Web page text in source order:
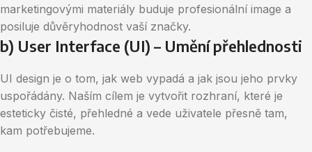
marketingovými materiály buduje profesionální image a
posiluje důvěryhodnost vaší značky.
b) User Interface (UI) – Umění přehlednosti
UI design je o tom, jak web vypadá a jak jsou jeho prvky
uspořádány. Naším cílem je vytvořit rozhraní, které je
esteticky čisté, přehledné a vede uživatele přesně tam,
kam potřebujeme.